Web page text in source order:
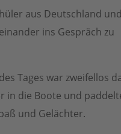
aus Deutschland
ins Gespräch zu
Tages war zweifellos
in die Boote und
und Gelächter.